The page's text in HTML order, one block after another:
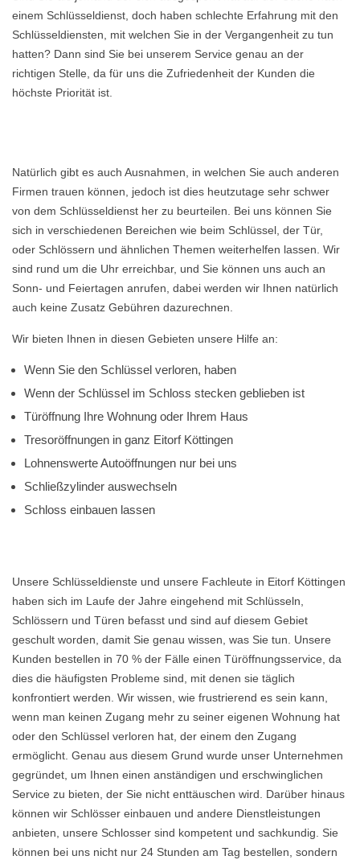
einem Schlüsseldienst, doch haben schlechte Erfahrung mit den
Schlüsseldiensten, mit welchen Sie in der Vergangenheit zu tun
hatten? Dann sind Sie bei unserem Service genau an der
richtigen Stelle, da für uns die Zufriedenheit der Kunden die
höchste Priorität ist.
Natürlich gibt es auch Ausnahmen, in welchen Sie auch anderen
Firmen trauen können, jedoch ist dies heutzutage sehr schwer
von dem Schlüsseldienst her zu beurteilen. Bei uns können Sie
sich in verschiedenen Bereichen wie beim Schlüssel, der Tür,
oder Schlössern und ähnlichen Themen weiterhelfen lassen. Wir
sind rund um die Uhr erreichbar, und Sie können uns auch an
Sonn- und Feiertagen anrufen, dabei werden wir Ihnen natürlich
auch keine Zusatz Gebühren dazurechnen.
Wir bieten Ihnen in diesen Gebieten unsere Hilfe an:
Wenn Sie den Schlüssel verloren, haben
Wenn der Schlüssel im Schloss stecken geblieben ist
Türöffnung Ihre Wohnung oder Ihrem Haus
Tresoröffnungen in ganz Eitorf Köttingen
Lohnenswerte Autoöffnungen nur bei uns
Schließzylinder auswechseln
Schloss einbauen lassen
Unsere Schlüsseldienste und unsere Fachleute in Eitorf Köttingen
haben sich im Laufe der Jahre eingehend mit Schlüsseln,
Schlössern und Türen befasst und sind auf diesem Gebiet
geschult worden, damit Sie genau wissen, was Sie tun. Unsere
Kunden bestellen in 70 % der Fälle einen Türöffnungsservice, da
dies die häufigsten Probleme sind, mit denen sie täglich
konfrontiert werden. Wir wissen, wie frustrierend es sein kann,
wenn man keinen Zugang mehr zu seiner eigenen Wohnung hat
oder den Schlüssel verloren hat, der einem den Zugang
ermöglicht. Genau aus diesem Grund wurde unser Unternehmen
gegründet, um Ihnen einen anständigen und erschwinglichen
Service zu bieten, der Sie nicht enttäuschen wird. Darüber hinaus
können wir Schlösser einbauen und andere Dienstleistungen
anbieten, unsere Schlosser sind kompetent und sachkundig. Sie
können bei uns nicht nur 24 Stunden am Tag bestellen, sondern